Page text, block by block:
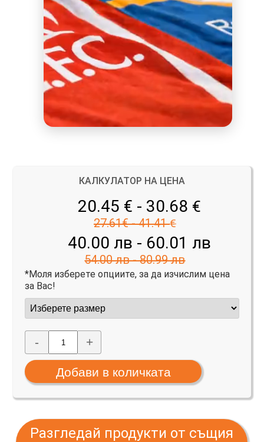
КАЛКУЛАТОР НА ЦЕНА
20.45 € - 30.68 €
27.61€ - 41.41 €
40.00 лв - 60.01 лв
54.00 лв - 80.99 лв
*Моля изберете опциите, за да изчислим цена
за Вас!
- +
Разгледай продукти от същия